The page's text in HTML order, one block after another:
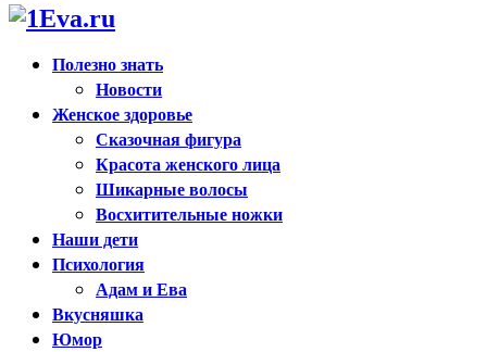
Полезно знать
Новости
Женское здоровье
Сказочная фигура
Красота женского лица
Шикарные волосы
Восхитительные ножки
Наши дети
Психология
Адам и Ева
Вкусняшка
Юмор